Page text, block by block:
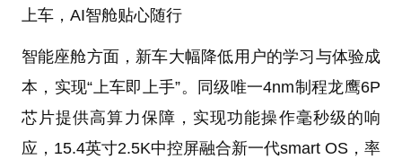
上车，AI智舱贴心随行
智能座舱方面，新车大幅降低用户的学习与体验成
本，实现“上车即上手”。同级唯一4nm制程龙鹰6P
芯片提供高算力保障，实现功能操作毫秒级的响
应，15.4英寸2.5K中控屏融合新一代smart OS，率